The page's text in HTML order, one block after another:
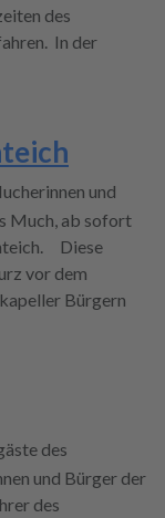
des
In der
und
Much, ab sofort
Diese
vor dem
Bürgern
des
und Bürger der
des